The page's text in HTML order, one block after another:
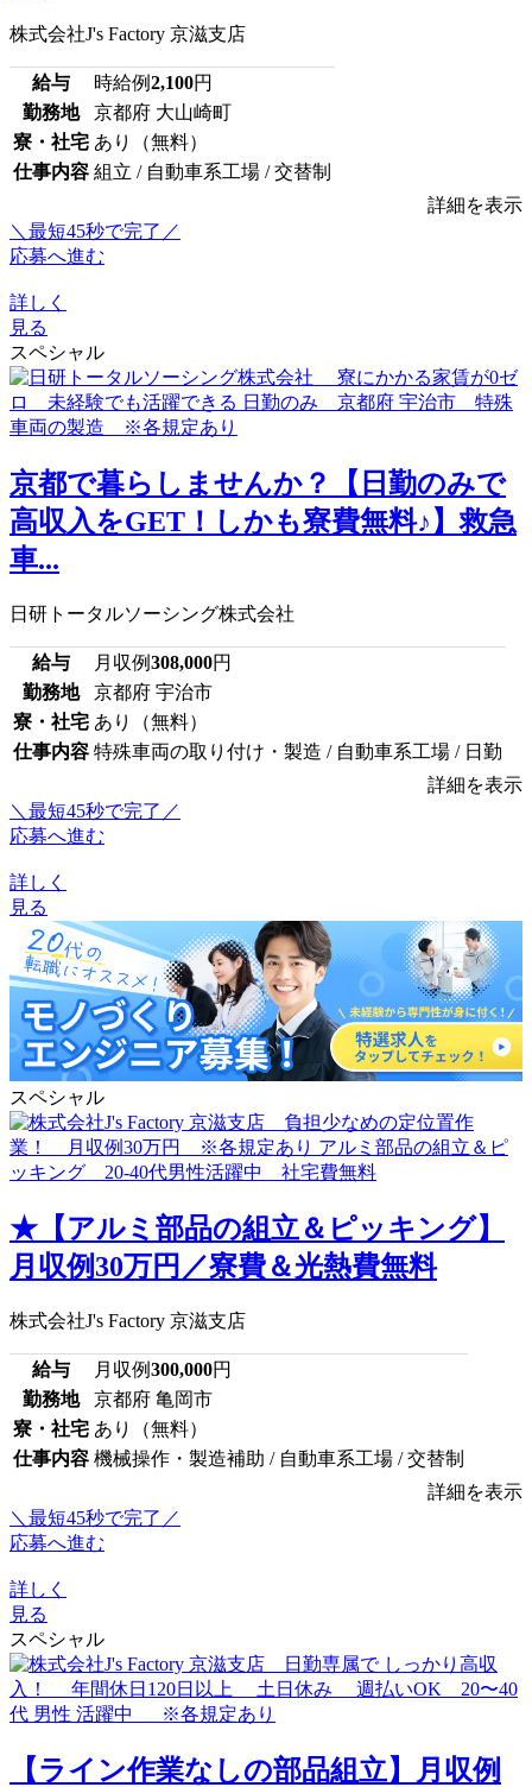
株式会社J's Factory 京滋支店
給与 時給例2,100円
勤務地
京都府 大山崎町
寮・社宅 あり（無料）
仕事内容 組立 / 自動車系工場 / 交替制
詳細を表示
＼最短45秒で完了／
応募へ進む
詳しく
見る
スペシャル
京都で暮らしませんか？【日勤のみで
高収入をGET！しかも寮費無料♪】救急
車...
日研トータルソーシング株式会社
給与 月収例308,000円
勤務地
京都府 宇治市
寮・社宅 あり（無料）
仕事内容 特殊車両の取り付け・製造 / 自動車系工場 / 日勤
詳細を表示
＼最短45秒で完了／
応募へ進む
詳しく
見る
スペシャル
★【アルミ部品の組立＆ピッキング】
月収例30万円／寮費＆光熱費無料
株式会社J's Factory 京滋支店
給与 月収例300,000円
勤務地
京都府 亀岡市
寮・社宅 あり（無料）
仕事内容 機械操作・製造補助 / 自動車系工場 / 交替制
詳細を表示
＼最短45秒で完了／
応募へ進む
詳しく
見る
スペシャル
【ライン作業なしの部品組立】月収例